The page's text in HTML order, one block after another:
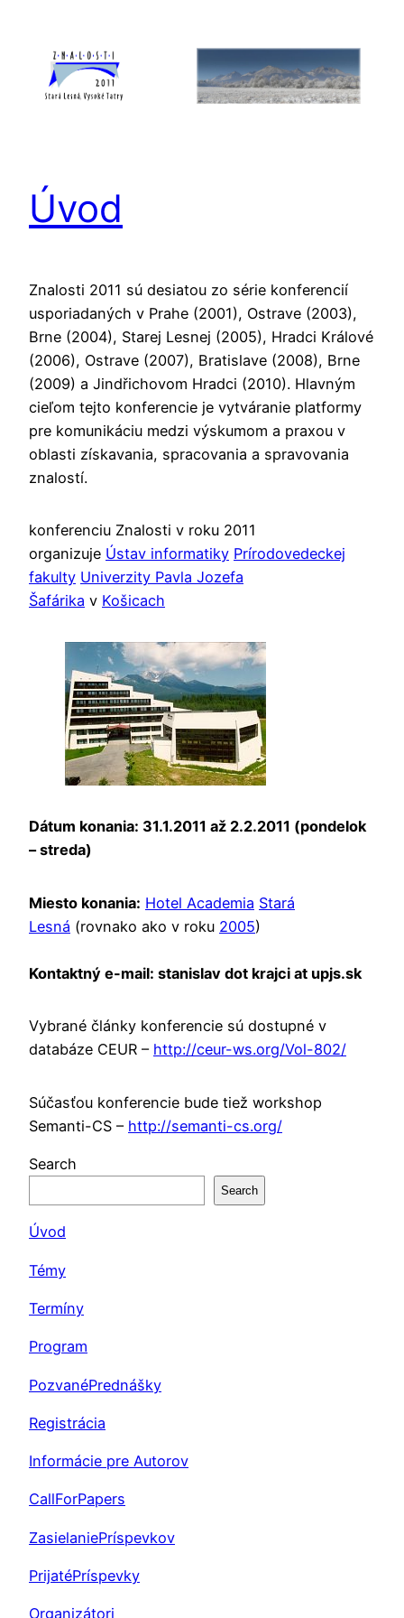
content
Úvod
Znalosti 2011 sú desiatou zo série konferencií
usporiadaných v Prahe (2001), Ostrave (2003),
Brne (2004), Starej Lesnej (2005), Hradci Králové
(2006), Ostrave (2007), Bratislave (2008), Brne
(2009) a Jindřichovom Hradci (2010). Hlavným
cieľom tejto konferencie je vytváranie platformy
pre komunikáciu medzi výskumom a praxou v
oblasti získavania, spracovania a spravovania
znalostí.
konferenciu Znalosti v roku 2011
organizuje Ústav informatiky Prírodovedeckej
fakulty Univerzity Pavla Jozefa
Šafárika v Košicach
Dátum konania: 31.1.2011 až 2.2.2011 (pondelok
– streda)
Miesto konania: Hotel Academia Stará
Lesná (rovnako ako v roku 2005)
Kontaktný e-mail: stanislav dot krajci at upjs.sk
Vybrané články konferencie sú dostupné v
databáze CEUR – http://ceur-ws.org/Vol-802/
Súčasťou konferencie bude tiež workshop
Semanti-CS – http://semanti-cs.org/
Search
Search
Úvod
Témy
Termíny
Program
PozvanéPrednášky
Registrácia
Informácie pre Autorov
CallForPapers
ZasielaniePríspevkov
PrijatéPríspevky
Organizátori